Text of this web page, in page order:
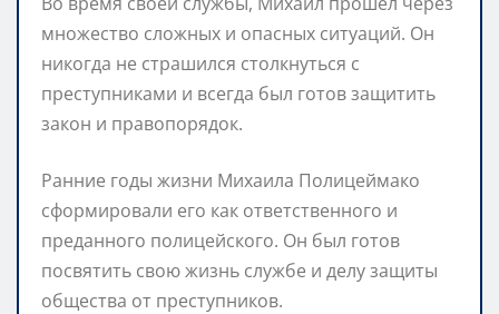
множество сложных и опасных ситуаций. Он
никогда не страшился столкнуться с
преступниками и всегда был готов защитить
закон и правопорядок.
Ранние годы жизни Михаила Полицеймако
сформировали его как ответственного и
преданного полицейского. Он был готов
посвятить свою жизнь службе и делу защиты
общества от преступников.